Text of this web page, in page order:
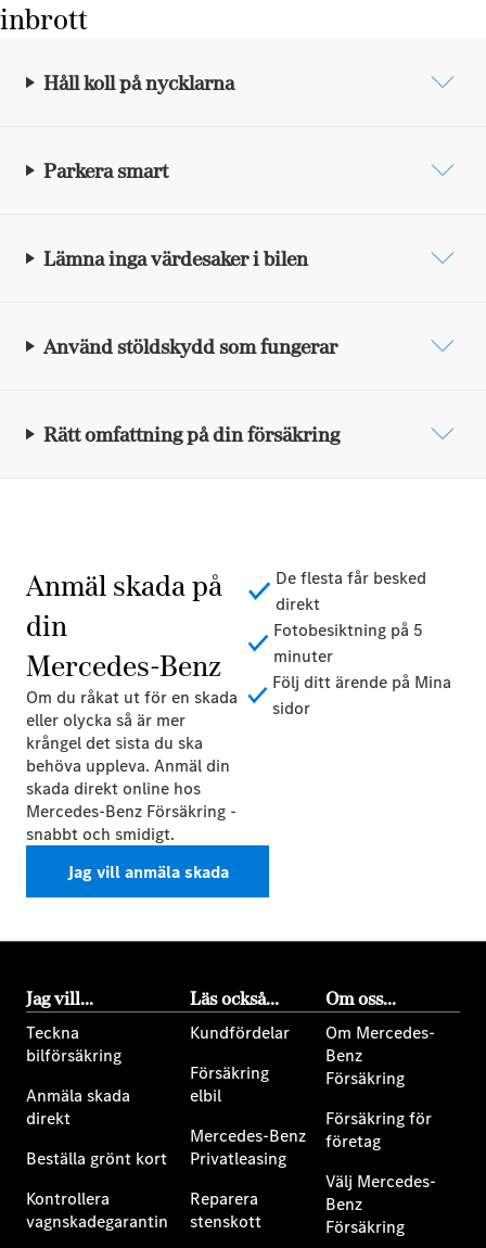
inbrott
Håll koll på nycklarna
Parkera smart
Lämna inga värdesaker i bilen
Använd stöldskydd som fungerar
Rätt omfattning på din försäkring
Anmäl skada på
din
Mercedes‑Benz
Om du råkat ut för en skada
eller olycka så är mer
krångel det sista du ska
behöva uppleva. Anmäl din
skada direkt online hos
Mercedes-Benz Försäkring -
snabbt och smidigt.
De flesta får besked
direkt
Fotobesiktning på 5
minuter
Följ ditt ärende på Mina
sidor
Jag vill anmäla skada
Jag vill...
Teckna
bilförsäkring
Anmäla skada
direkt
Beställa grönt kort
Kontrollera
vagnskadegarantin
Läs också...
Kundfördelar
Försäkring
elbil
Mercedes-Benz
Privatleasing
Reparera
stenskott
Om oss...
Om Mercedes-
Benz
Försäkring
Försäkring för
företag
Välj Mercedes-
Benz
Försäkring